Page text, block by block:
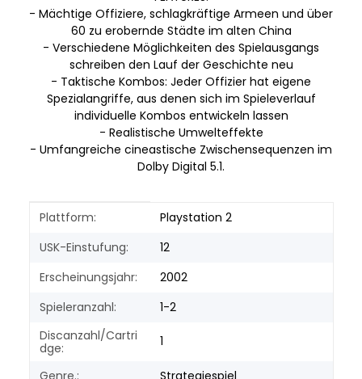
- Mächtige Offiziere, schlagkräftige Armeen und über
60 zu erobernde Städte im alten China
- Verschiedene Möglichkeiten des Spielausgangs
schreiben den Lauf der Geschichte neu
- Taktische Kombos: Jeder Offizier hat eigene
Spezialangriffe, aus denen sich im Spieleverlauf
individuelle Kombos entwickeln lassen
- Realistische Umwelteffekte
- Umfangreiche cineastische Zwischensequenzen im
Dolby Digital 5.1.
Produkteigenschaft
Wert
Plattform:
Playstation 2
USK-Einstufung:
12
Erscheinungsjahr:
2002
Spieleranzahl:
1-2
Discanzahl/Cartri
dge:
1
Genre.: Strategiespiel